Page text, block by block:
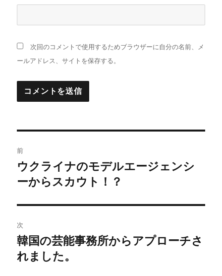
次回のコメントで使用するためブラウザーに自分の名前、メ
ールアドレス、サイトを保存する。
稿
ナ
ビ
ゲ
ー
シ
前
前
の
稿:
ウクライナのモデルエージェンシ
ーからスカウト！？
次
次
の
韓国の芸能事務所からアプローチさ
れました。